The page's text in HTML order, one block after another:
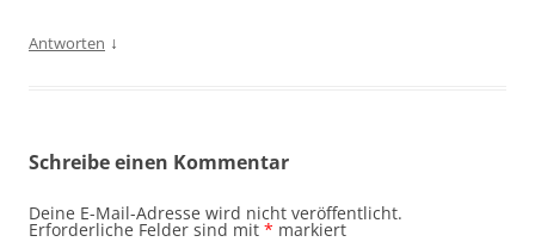
Antworten ↓
Schreibe einen Kommentar
Deine E-Mail-Adresse wird nicht veröffentlicht.
Erforderliche Felder sind mit * markiert